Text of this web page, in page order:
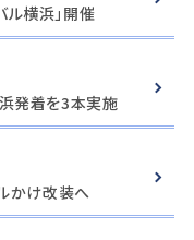
ル横浜」開催
浜発着を3本実施
かけ改装へ